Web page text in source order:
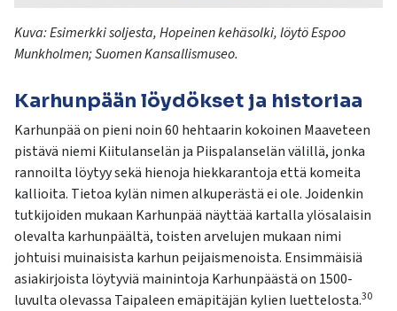
Kuva:Esimerkki soljesta, Hopeinen kehäsolki, löytöEspoo
Munkholmen;SuomenKansallismuseo.
Karhunpään löydökset ja historiaa
Karhunpää on pieni noin 60 hehtaarin kokoinen Maaveteen
pistävä niemi Kiitulanselän ja Piispalanselän välillä, jonka
rannoilta löytyy sekä hienoja hiekkarantoja että komeita
kallioita. Tietoa kylän nimen alkuperästä ei ole. Joidenkin
tutkijoiden mukaan Karhunpää näyttää kartalla ylösalaisin
olevalta karhunpäältä, toisten arvelujen mukaan nimi
johtuisi muinaisista karhun peijaismenoista. Ensimmäisiä
asiakirjoista löytyviä mainintoja Karhunpäästä on 1500-
luvulta olevassa Taipaleen emäpitäjän kylien luettelosta.30